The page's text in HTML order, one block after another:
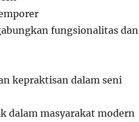
fungsionalitas dan
kepraktisan dalam seni
dalam masyarakat modern